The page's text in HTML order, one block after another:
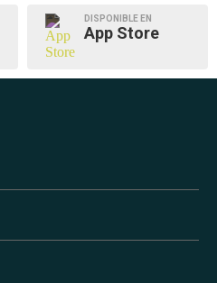
DISPONIBLE EN
App Store